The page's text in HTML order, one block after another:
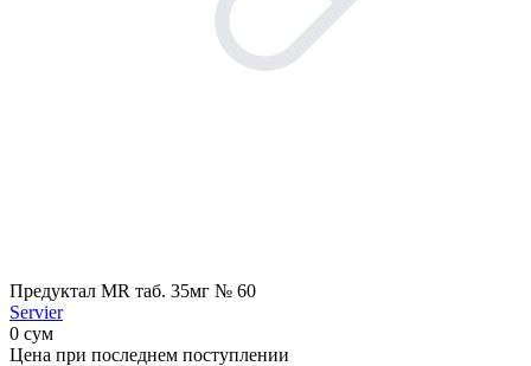
Предуктал MR таб. 35мг № 60
Servier
0 сум
Цена при последнем поступлении